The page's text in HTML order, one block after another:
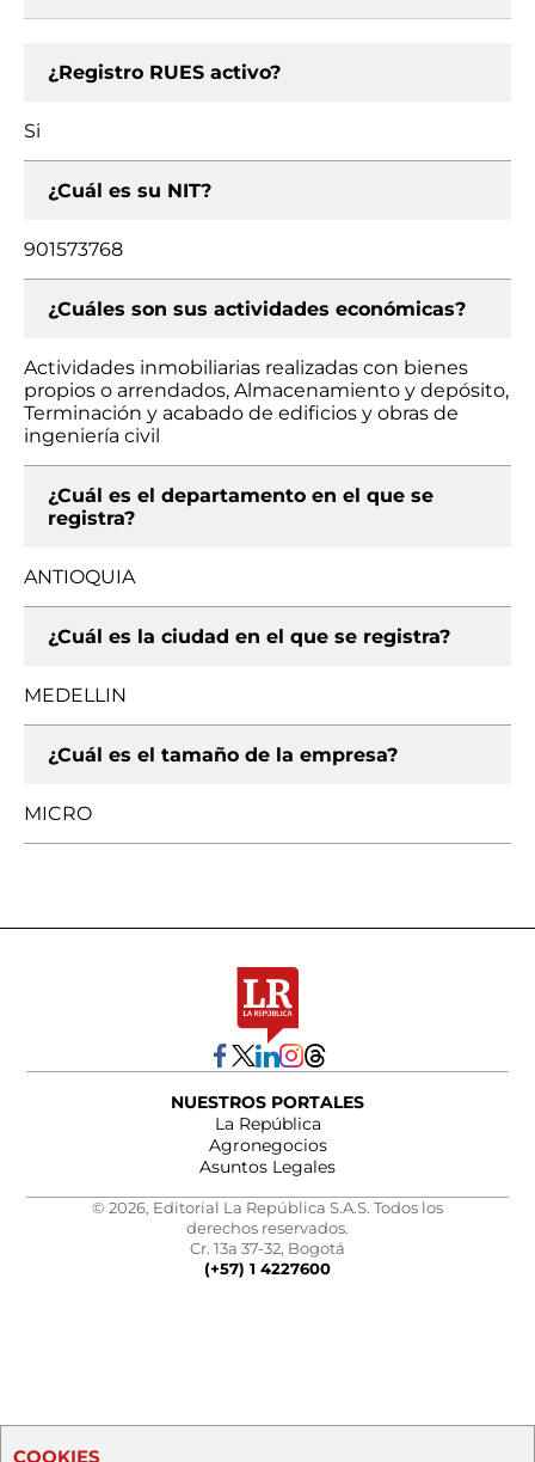
¿Registro RUES activo?
Si
¿Cuál es su NIT?
901573768
¿Cuáles son sus actividades económicas?
Actividades inmobiliarias realizadas con bienes
propios o arrendados, Almacenamiento y depósito,
Terminación y acabado de edificios y obras de
ingeniería civil
¿Cuál es el departamento en el que se
registra?
ANTIOQUIA
¿Cuál es la ciudad en el que se registra?
MEDELLIN
¿Cuál es el tamaño de la empresa?
MICRO
NUESTROS PORTALES
La República
Agronegocios
Asuntos Legales
© 2026, Editorial La República S.A.S. Todos los
derechos reservados.
Cr. 13a 37-32, Bogotá
(+57) 1 4227600
COOKIES